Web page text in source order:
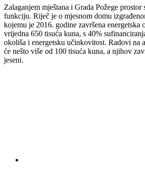
Zalaganjem mještana i Grada Požege
funkciju. Riječ je o mjesnom domu
kojemu je 2016. godine završena energetska
vrijedna 650 tisuća kuna, s 40%
okoliša i energetsku učinkovitost. Radovi na
će nešto više od 100 tisuća kuna, a njihov
jeseni.